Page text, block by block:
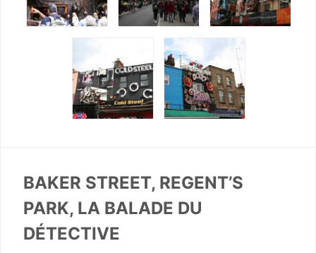
BAKER STREET, REGENT’S
PARK, LA BALADE DU
DÉTECTIVE